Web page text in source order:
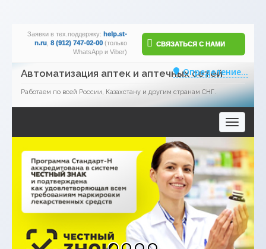
Заявки в тех.поддержку: help.st-
n.ru 8 (912) 747-02-00 (только
WhatsApp и Viber)
СВЯЗАТЬСЯ С НАМИ
Автоматизация аптек и аптечных сетей
Работаем по всей России, Казахстану и другим странам СНГ.
Определение...
Toggle
navigation